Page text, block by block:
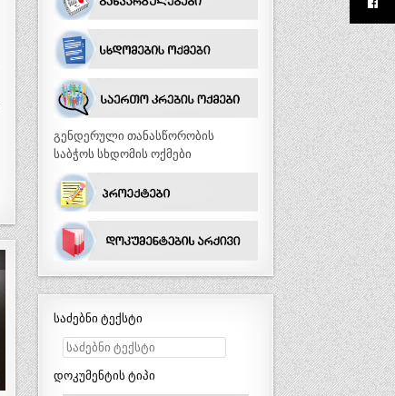
გენდერული თანასწორობის
საბჭოს სხდომის ოქმები
საძებნი ტექსტი
დოკუმენტის ტიპი